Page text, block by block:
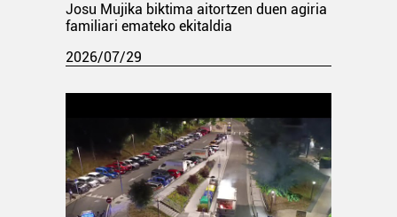
Josu Mujika biktima aitortzen duen agiria
familiari emateko ekitaldia
2026/07/29